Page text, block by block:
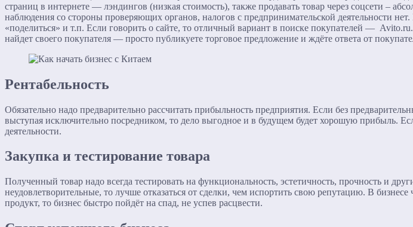
страниц в интернете — лэндингов (низкая стоимость), также продавать товар через соцсети –
наблюдения со стороны проверяющих органов, налогов с предпринимательской деятельности
«поделиться» и т.п. Если говорить о сайте, то отличный вариант в поиске покупателей —
найдет своего покупателя — просто публикуете торговое предложение и ждёте ответа от
Рентабельность
Обязательно надо предварительно рассчитать прибыльность предприятия. Если без
выступая исключительно посредником, то дело выгодное и в будущем будет хорошую прибыль.
деятельности.
Закупка и тестирование товара
Полученный товар надо всегда тестировать на функциональность, эстетичность, прочность и
неудовлетворительные, то лучше отказаться от сделки, чем испортить свою репутацию. В
продукт, то бизнес быстро пойдёт на спад, не успев расцвести.